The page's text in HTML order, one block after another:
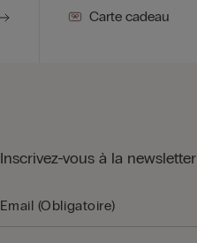
Carte cadeau
Inscrivez-vous à la newsletter